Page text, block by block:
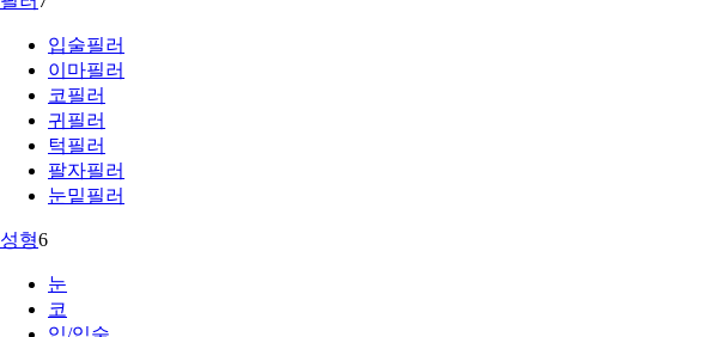
입술필러
이마필러
코필러
귀필러
턱필러
팔자필러
눈밑필러
성형6
눈
코